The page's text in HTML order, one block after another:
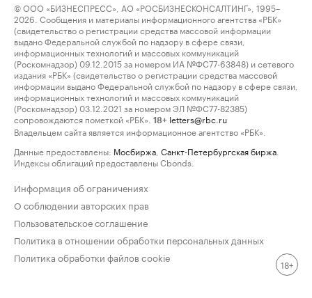
© ООО «БИЗНЕСПРЕСС», АО «РОСБИЗНЕСКОНСАЛТИНГ», 1995–
2026. Сообщения и материалы информационного агентства «РБК»
(свидетельство о регистрации средства массовой информации
выдано Федеральной службой по надзору в сфере связи,
информационных технологий и массовых коммуникаций
(Роскомнадзор) 09.12.2015 за номером ИА №ФС77-63848) и сетевого
издания «РБК» (свидетельство о регистрации средства массовой
информации выдано Федеральной службой по надзору в сфере связи,
информационных технологий и массовых коммуникаций
(Роскомнадзор) 03.12.2021 за номером ЭЛ №ФС77-82385)
сопровождаются пометкой «РБК».
18+ letters@rbc.ru
Владельцем сайта является информационное агентство «РБК».
Данные предоставлены: Мосбиржа Санкт-Петербургская биржа
Индексы облигаций предоставлены Cbonds.
Информация об ограничениях
О соблюдении авторских прав
Пользовательское соглашение
Политика в отношении обработки персональных данных
Политика обработки файлов cookie
18+